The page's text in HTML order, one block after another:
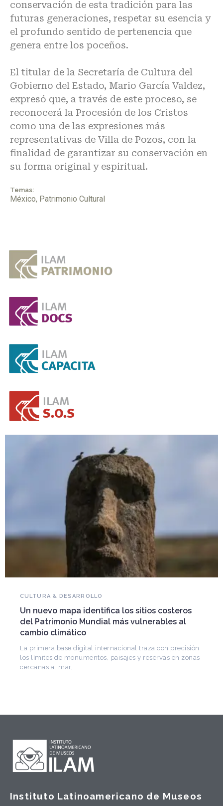
conservación de esta tradición para las
futuras generaciones, respetar su esencia y
el profundo sentido de pertenencia que
genera entre los poceños.
El titular de la Secretaría de Cultura del
Gobierno del Estado, Mario García Valdez,
expresó que, a través de este proceso, se
reconocerá la Procesión de los Cristos
como una de las expresiones más
representativas de Villa de Pozos, con la
finalidad de garantizar su conservación en
su forma original y espiritual.
Temas:
México, Patrimonio Cultural
CULTURA & DESARROLLO
Un nuevo mapa identifica los sitios costeros
del Patrimonio Mundial más vulnerables al
cambio climático
La primera base digital internacional traza con precisión
los límites de monumentos, paisajes y reservas en zonas
cercanas al mar,
Instituto Latinoamericano de Museos